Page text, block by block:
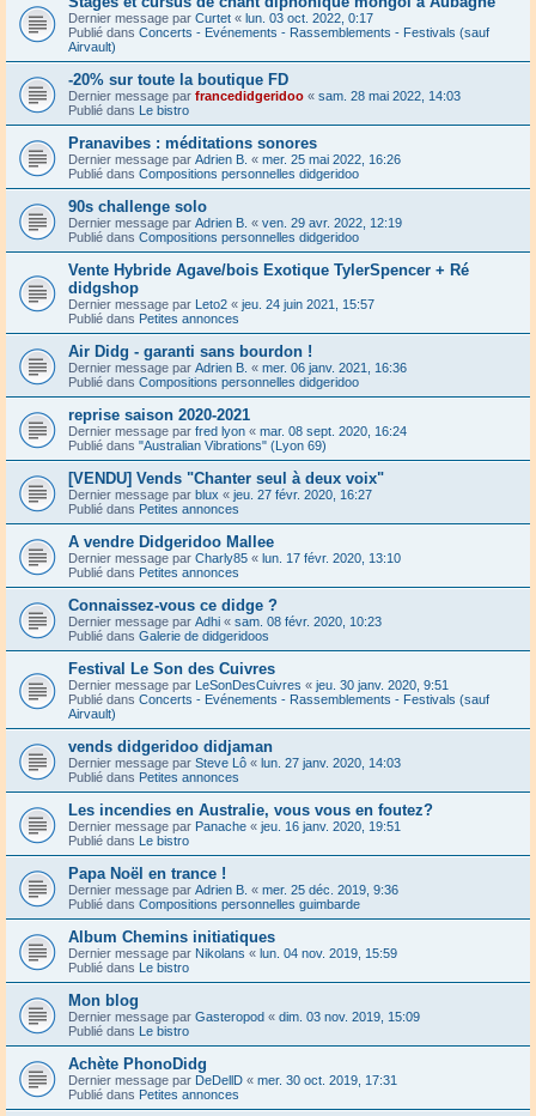
Dernier message par Curtet « lun. 03 oct. 2022, 0:17
Publié dans Concerts - Evénements - Rassemblements - Festivals (sauf
Airvault)
-20% sur toute la boutique FD
Dernier message par francedidgeridoo « sam. 28 mai 2022, 14:03
Publié dans Le bistro
Pranavibes : méditations sonores
Dernier message par Adrien B. « mer. 25 mai 2022, 16:26
Publié dans Compositions personnelles didgeridoo
90s challenge solo
Dernier message par Adrien B. « ven. 29 avr. 2022, 12:19
Publié dans Compositions personnelles didgeridoo
Vente Hybride Agave/bois Exotique TylerSpencer + Ré
didgshop
Dernier message par Leto2 « jeu. 24 juin 2021, 15:57
Publié dans Petites annonces
Air Didg - garanti sans bourdon !
Dernier message par Adrien B. « mer. 06 janv. 2021, 16:36
Publié dans Compositions personnelles didgeridoo
reprise saison 2020-2021
Dernier message par fred lyon « mar. 08 sept. 2020, 16:24
Publié dans "Australian Vibrations" (Lyon 69)
[VENDU] Vends "Chanter seul à deux voix"
Dernier message par blux « jeu. 27 févr. 2020, 16:27
Publié dans Petites annonces
A vendre Didgeridoo Mallee
Dernier message par Charly85 « lun. 17 févr. 2020, 13:10
Publié dans Petites annonces
Connaissez-vous ce didge ?
Dernier message par Adhi « sam. 08 févr. 2020, 10:23
Publié dans Galerie de didgeridoos
Festival Le Son des Cuivres
Dernier message par LeSonDesCuivres « jeu. 30 janv. 2020, 9:51
Publié dans Concerts - Evénements - Rassemblements - Festivals (sauf
Airvault)
vends didgeridoo didjaman
Dernier message par Steve Lô « lun. 27 janv. 2020, 14:03
Publié dans Petites annonces
Les incendies en Australie, vous vous en foutez?
Dernier message par Panache « jeu. 16 janv. 2020, 19:51
Publié dans Le bistro
Papa Noël en trance !
Dernier message par Adrien B. « mer. 25 déc. 2019, 9:36
Publié dans Compositions personnelles guimbarde
Album Chemins initiatiques
Dernier message par Nikolans « lun. 04 nov. 2019, 15:59
Publié dans Le bistro
Mon blog
Dernier message par Gasteropod « dim. 03 nov. 2019, 15:09
Publié dans Le bistro
Achète PhonoDidg
Dernier message par DeDellD « mer. 30 oct. 2019, 17:31
Publié dans Petites annonces